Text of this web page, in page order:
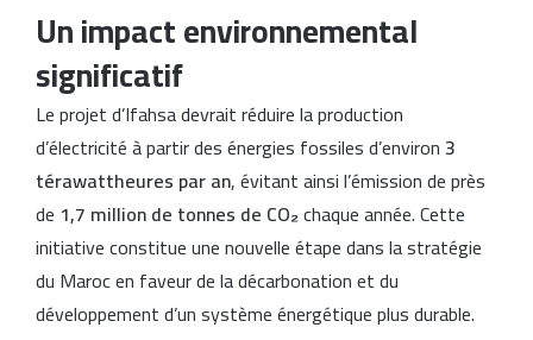
Un impact environnemental
significatif
Le projet d’Ifahsa devrait réduire la production
d’électricité à partir des énergies fossiles d’environ3
térawattheures par an, évitant ainsi l’émission de près
de 1,7 million de tonnes de CO₂chaque année. Cette
initiative constitue une nouvelle étape dans la stratégie
du Maroc en faveur de la décarbonation et du
développement d’un système énergétique plus durable.